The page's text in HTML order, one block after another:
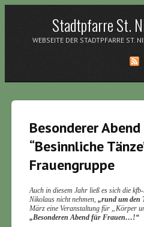
Stadtpfarre St.
WEBSEITE DER STADTPFARRE ST.
Besonderer
“Besinnliche
Frauengruppe
Auch in diesem Jahr ließ es sich die
Nikolaus nicht nehmen, „rund um den
März eine Veranstaltung für „Körper
„Besonderen Abend für Frauen…!“